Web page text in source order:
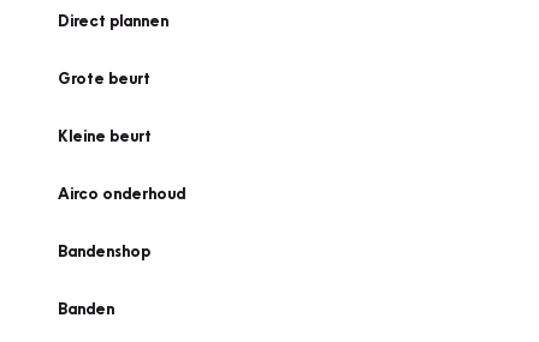
Direct plannen
Grote beurt
Kleine beurt
Airco onderhoud
Bandenshop
Banden